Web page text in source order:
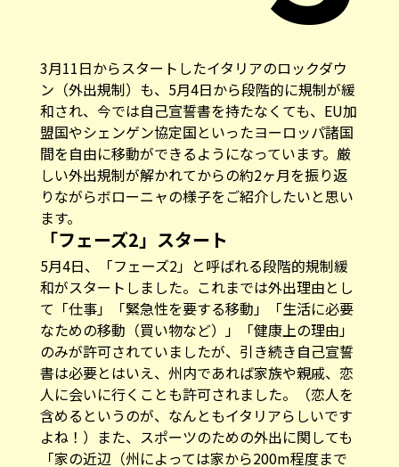
3月11日からスタートしたイタリアのロックダウ
ン（外出規制）も、5月4日から段階的に規制が緩
和され、今では自己宣誓書を持たなくても、EU加
盟国やシェンゲン協定国といったヨーロッパ諸国
間を自由に移動ができるようになっています。厳
しい外出規制が解かれてからの約2ヶ月を振り返
りながらボローニャの様子をご紹介したいと思い
ます。
「フェーズ2」スタート
5月4日、「フェーズ2」と呼ばれる段階的規制緩
和がスタートしました。これまでは外出理由とし
て「仕事」「緊急性を要する移動」「生活に必要
なための移動（買い物など）」「健康上の理由」
のみが許可されていましたが、引き続き自己宣誓
書は必要とはいえ、州内であれば家族や親戚、恋
人に会いに行くことも許可されました。（恋人を
含めるというのが、なんともイタリアらしいです
よね！）また、スポーツのための外出に関しても
「家の近辺（州によっては家から200m程度まで